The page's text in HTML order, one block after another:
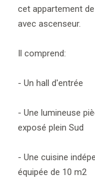
cet appartement
avec ascenseur.
Il comprend:
- Un hall d'entrée
- Une lumineuse
exposé plein Sud
- Une cuisine
équipée de 10 m2